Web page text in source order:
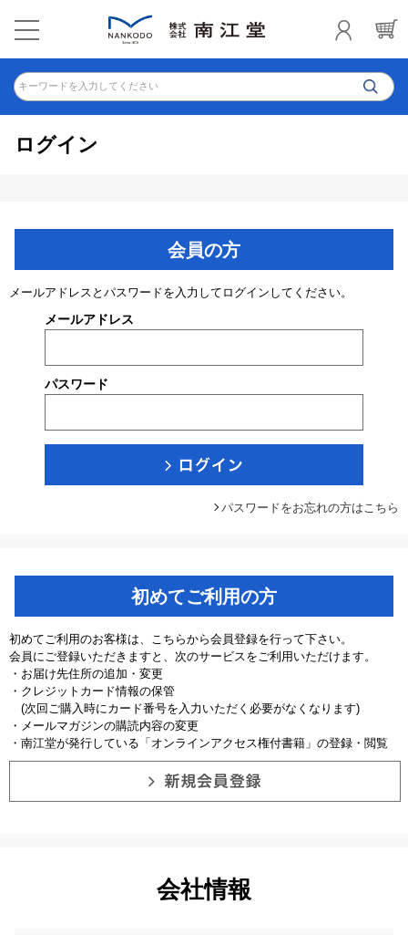
キーワードを入力してください
ログイン
会員の方
メールアドレスとパスワードを入力してログインしてください。
メールアドレス
パスワード
パスワードをお忘れの方はこちら
初めてご利用の方
初めてご利用のお客様は、こちらから会員登録を行って下さい。
会員にご登録いただきますと、次のサービスをご利用いただけます。
・お届け先住所の追加・変更
・クレジットカード情報の保管
(次回ご購入時にカード番号を入力いただく必要がなくなります)
・メールマガジンの購読内容の変更
・南江堂が発行している「オンラインアクセス権付書籍」の登録・閲覧
会社情報